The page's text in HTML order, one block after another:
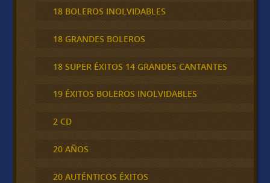
18 BOLEROS INOLVIDABLES
18 GRANDES BOLEROS
18 SUPER ÉXITOS 14 GRANDES CANTANTES
19 ÉXITOS BOLEROS INOLVIDABLES
2 CD
20 AÑOS
20 AUTÉNTICOS ÉXITOS